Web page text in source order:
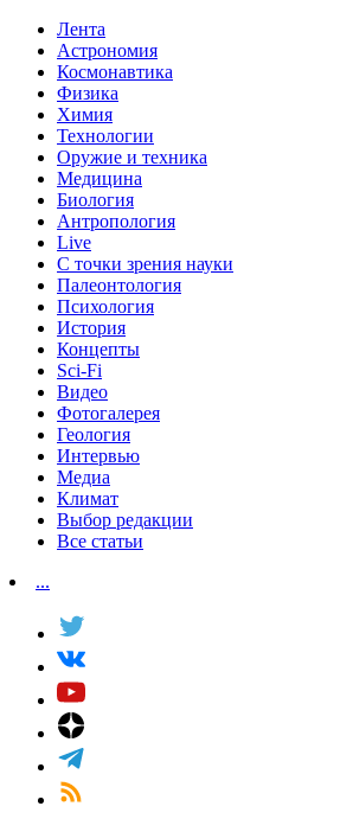
Лента
Астрономия
Космонавтика
Физика
Химия
Технологии
Оружие и техника
Медицина
Биология
Антропология
Live
С точки зрения науки
Палеонтология
Психология
История
Концепты
Sci-Fi
Видео
Фотогалерея
Геология
Интервью
Медиа
Климат
Выбор редакции
Все статьи
...